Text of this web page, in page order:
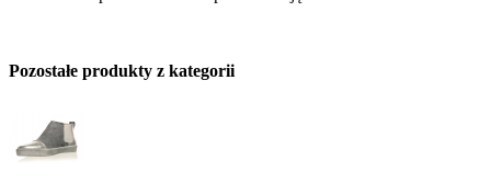
Pozostałe produkty z kategorii